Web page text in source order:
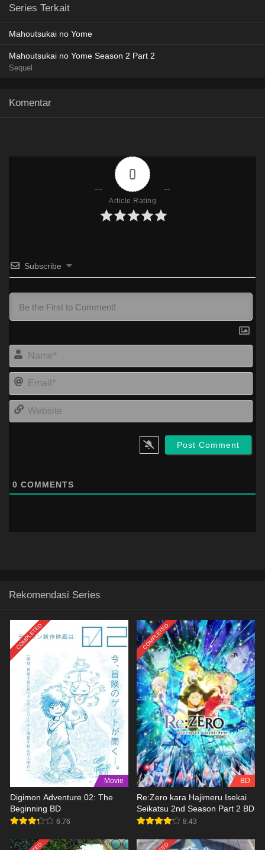
720p AceFile
720p
720p AceFile MediaFire GoFIle
Series Terkait
Mahoutsukai no Yome
Mahoutsukai no Yome Season 2 Part 2
Sequel
Komentar
0
Article Rating
Subscribe
0 COMMENTS
Rekomendasi Series
COMPLETED
Movie
Digimon Adventure 02: The
Beginning BD
6.76
COMPLETED
BD
Re:Zero kara Hajimeru Isekai
Seikatsu 2nd Season Part 2 BD
8.43